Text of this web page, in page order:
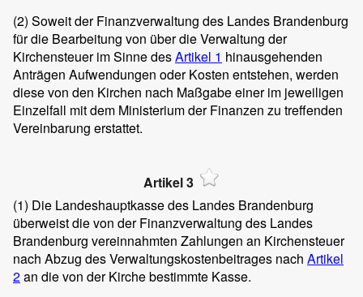
(2) Soweit der Finanzverwaltung des Landes Brandenburg
für die Bearbeitung von über die Verwaltung der
Kirchensteuer im Sinne desArtikel 1 hinausgehenden
Anträgen Aufwendungen oder Kosten entstehen, werden
diese von den Kirchen nach Maßgabe einer im jeweiligen
Einzelfall mit dem Ministerium der Finanzen zu treffenden
Vereinbarung erstattet.
Artikel 3
(1) Die Landeshauptkasse des Landes Brandenburg
überweist die von der Finanzverwaltung des Landes
Brandenburg vereinnahmten Zahlungen an Kirchensteuer
nach Abzug des Verwaltungskostenbeitrages nach Artikel
2an die von der Kirche bestimmte Kasse.